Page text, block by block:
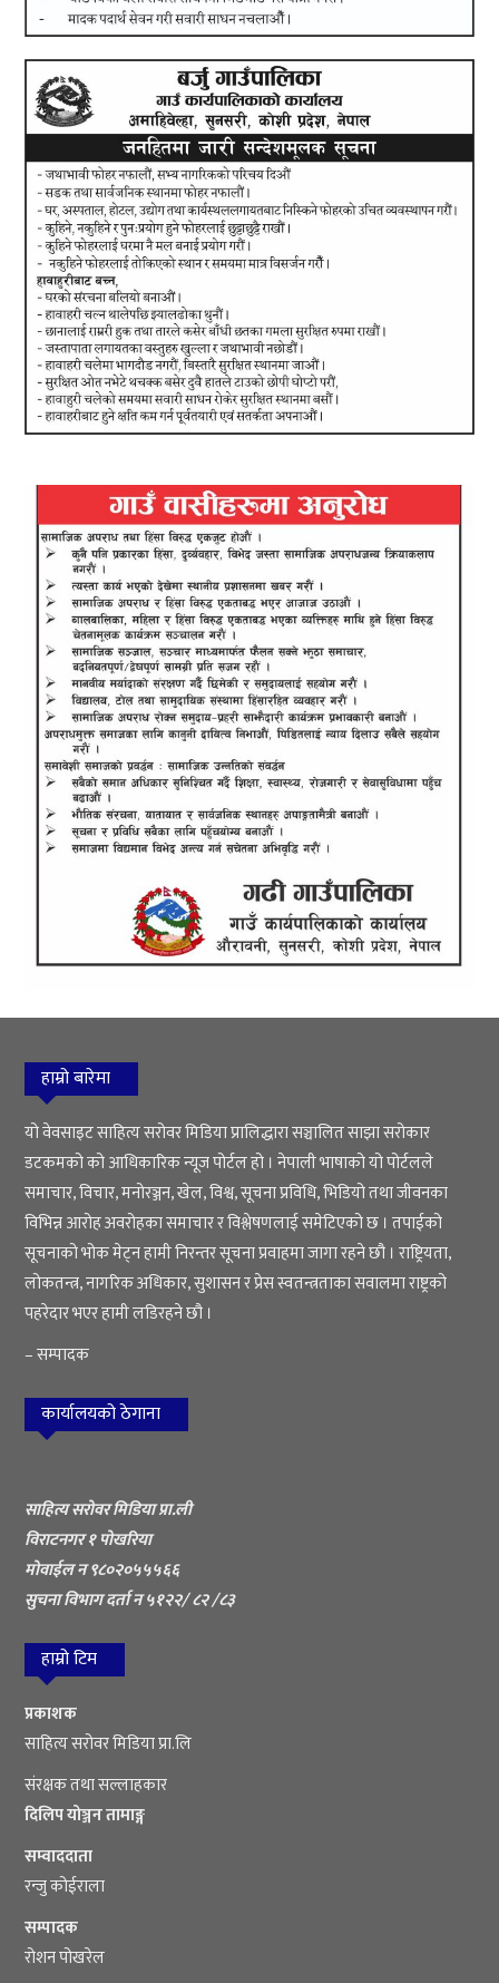
हाम्रो बारेमा
यो वेवसाइट साहित्य सरोवर मिडिया प्रालिद्धारा सञ्चालित साझा सरोकार
डटकमको को आधिकारिक न्यूज पोर्टल हो । नेपाली भाषाको यो पोर्टलले
समाचार, विचार, मनोरञ्जन, खेल, विश्व, सूचना प्रविधि, भिडियो तथा जीवनका
विभिन्न आरोह अवरोहका समाचार र विश्लेषणलाई समेटिएको छ । तपाईको
सूचनाको भोक मेट्न हामी निरन्तर सूचना प्रवाहमा जागा रहने छौ । राष्ट्रियता,
लोकतन्त्र, नागरिक अधिकार, सुशासन र प्रेस स्वतन्त्रताका सवालमा राष्ट्रको
पहरेदार भएर हामी लडिरहने छौ ।
– सम्पादक
कार्यालयको ठेगाना
साहित्य सरोवर मिडिया प्रा.ली
विराटनगर १ पोखरिया
मोवाईल न ९८०२०५५५६६
सुचना विभाग दर्ता न ५१२२/ ८२ /८३
हाम्रो टिम
प्रकाशक
साहित्य सरोवर मिडिया प्रा.लि
संरक्षक तथा सल्लाहकार
दिलिप योञ्जन तामाङ्ग
सम्वाददाता
रन्जु कोईराला
सम्पादक
रोशन पोखरेल